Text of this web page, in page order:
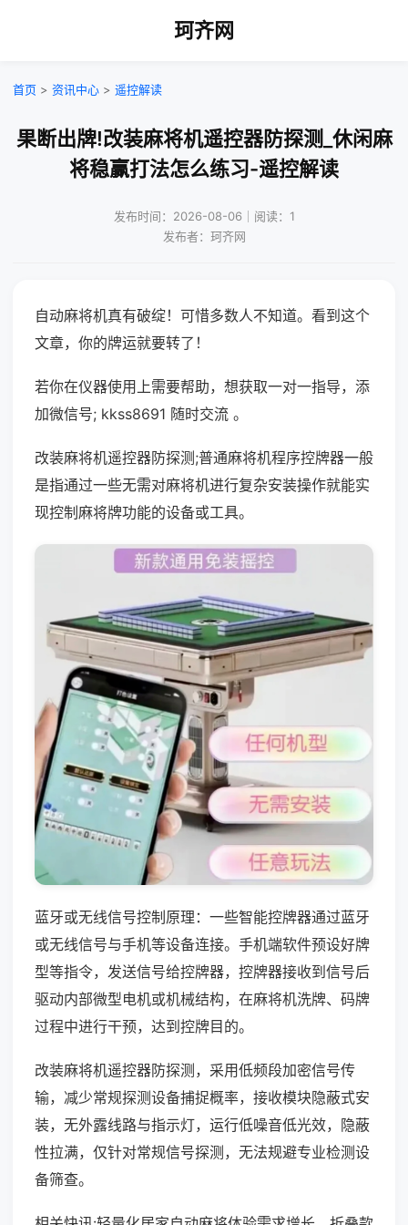
珂齐网
首页 > 资讯中心 > 遥控解读
果断出牌!改装麻将机遥控器防探测_休闲麻
将稳赢打法怎么练习-遥控解读
发布时间：2026-08-06｜阅读：1
发布者：珂齐网
自动麻将机真有破绽！可惜多数人不知道。看到这个
文章，你的牌运就要转了！
若你在仪器使用上需要帮助，想获取一对一指导，添
加微信号; kkss8691 随时交流 。
改装麻将机遥控器防探测;普通麻将机程序控牌器一般
是指通过一些无需对麻将机进行复杂安装操作就能实
现控制麻将牌功能的设备或工具。
蓝牙或无线信号控制原理：一些智能控牌器通过蓝牙
或无线信号与手机等设备连接。手机端软件预设好牌
型等指令，发送信号给控牌器，控牌器接收到信号后
驱动内部微型电机或机械结构，在麻将机洗牌、码牌
过程中进行干预，达到控牌目的。
改装麻将机遥控器防探测，采用低频段加密信号传
输，减少常规探测设备捕捉概率，接收模块隐蔽式安
装，无外露线路与指示灯，运行低噪音低光效，隐蔽
性拉满，仅针对常规信号探测，无法规避专业检测设
备筛查。